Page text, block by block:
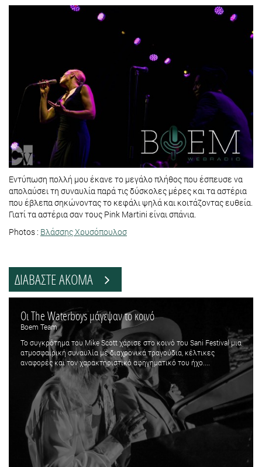
Εντύπωση πολλή μου έκανε το μεγάλο πλήθος που έσπευσε να
απολαύσει τη συναυλία παρά τις δύσκολες μέρες και τα αστέρια
που έβλεπα σηκώνοντας το κεφάλι ψηλά και κοιτάζοντας ευθεία.
Γιατί τα αστέρια σαν τους Pink Martini είναι σπάνια.
Photos : Βλάσσης Χρυσόπουλοσ
ΔΙΑΒΑΣΤΕ ΑΚΟΜΑ
Οι The Waterboys μάγεψαν το κοινό
Boem Team
Το συγκρότημα του Mike Scott χάρισε στο κοινό του Sani Festival μια
ατμοσφαιρική συναυλία με διαχρονικά τραγούδια, κέλτικες
αναφορές και τον χαρακτηριστικό αφηγηματικό του ήχο....